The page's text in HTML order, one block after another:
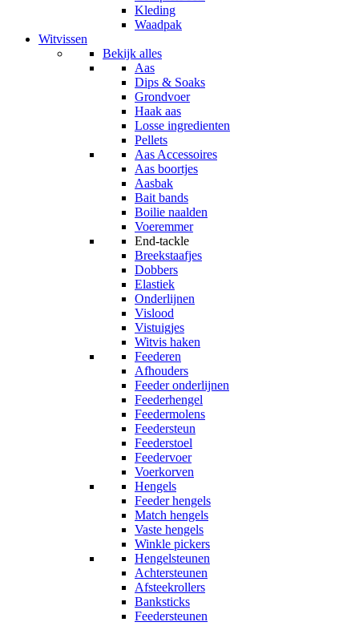
Kleding
Waadpak
Witvissen
Bekijk alles
Aas
Dips & Soaks
Grondvoer
Haak aas
Losse ingredienten
Pellets
Aas Accessoires
Aas boortjes
Aasbak
Bait bands
Boilie naalden
Voeremmer
End-tackle
Breekstaafjes
Dobbers
Elastiek
Onderlijnen
Vislood
Vistuigjes
Witvis haken
Feederen
Afhouders
Feeder onderlijnen
Feederhengel
Feedermolens
Feedersteun
Feederstoel
Feedervoer
Voerkorven
Hengels
Feeder hengels
Match hengels
Vaste hengels
Winkle pickers
Hengelsteunen
Achtersteunen
Afsteekrollers
Banksticks
Feedersteunen